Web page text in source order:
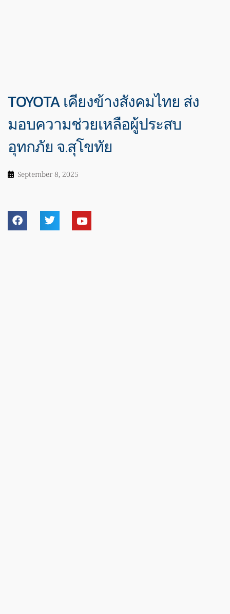
TOYOTA เคียงข้างสังคมไทย ส่ง
มอบความช่วยเหลือผู้ประสบ
อุทกภัย จ.สุโขทัย
September 8, 2025